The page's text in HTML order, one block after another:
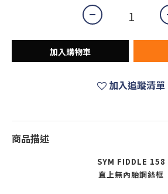
加入購物車
加入追蹤清單
商品描述
SYM FIDDLE 158
直上無內胎鋼絲框